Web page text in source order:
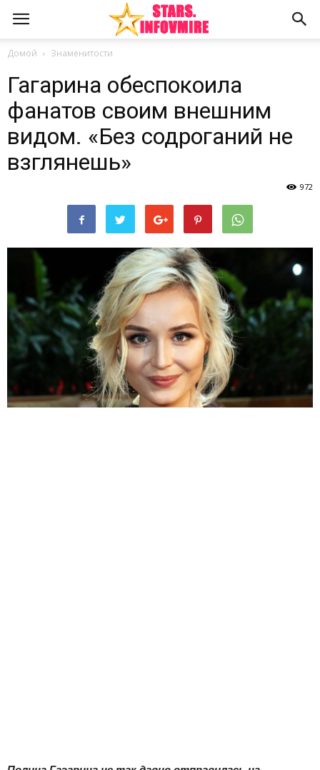
Домой Знаменитости
Гагарина обеспокоила
фанатов своим внешним
видом. «Без содроганий не
взглянешь»
972